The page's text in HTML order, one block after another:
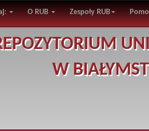
O RUB Zespoły RUB
W